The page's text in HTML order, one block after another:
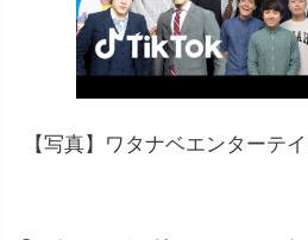
【写真】ワタナベエンターテ